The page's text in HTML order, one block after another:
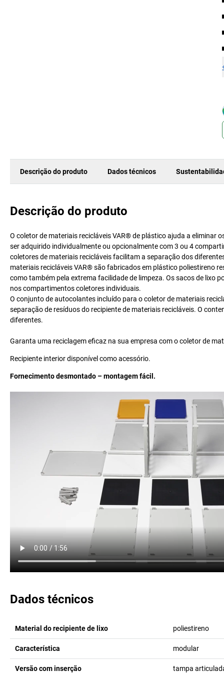
Descrição do produto Dados técnicos
Descrição do produto
O coletor de materiais recicláveis VAR® de plástico ajuda a eliminar
ser adquirido individualmente ou opcionalmente com 3 ou 4
coletores de materiais recicláveis facilitam a separação dos
materiais recicláveis VAR® são fabricados em plástico poliestireno
como também pela extrema facilidade de limpeza. Os sacos de lixo
nos compartimentos coletores individuais.
O conjunto de autocolantes incluído para o coletor de materiais
separação de resíduos do recipiente de materiais recicláveis. O
diferentes.
Garanta uma reciclagem eficaz na sua empresa com o coletor de
Recipiente interior disponível como acessório.
Fornecimento desmontado – montagem fácil.
Dados técnicos
Material do recipiente de lixo poliestireno
Característica modular
Versão com inserção tampa